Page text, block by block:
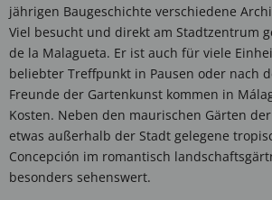
jährigen Baugeschichte verschiedene
Viel besucht und direkt am Stadtzentrum
de la Malagueta. Er ist auch für viele
beliebter Treffpunkt in Pausen oder nach
Freunde der Gartenkunst kommen in
Kosten. Neben den maurischen Gärten
etwas außerhalb der Stadt gelegene
Concepción im romantisch
besonders sehenswert.